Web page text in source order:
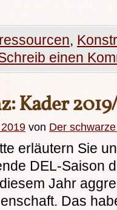
,
einen
Kader
von Der
erläutern Sie
DEL-Saison
Jahr
Das